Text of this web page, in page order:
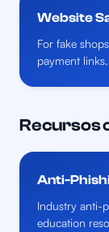
Website
For fake
payment links.
Recursos
Anti-
Industry anti-
education